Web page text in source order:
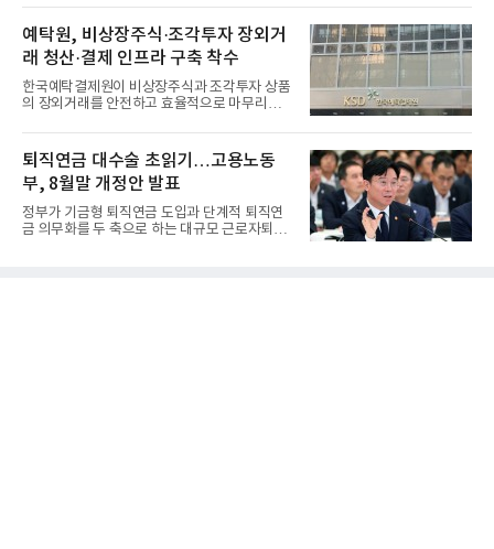
예탁원, 비상장주식·조각투자 장외거
래 청산·결제 인프라 구축 착수
한국예탁결제원이 비상장주식과 조각투자 상품
의 장외거래를 안전하고 효율적으로 마무리하기
퇴직연금 대수술 초읽기…고용노동
부, 8월말 개정안 발표
정부가 기금형 퇴직연금 도입과 단계적 퇴직연
금 의무화를 두 축으로 하는 대규모 근로자퇴직